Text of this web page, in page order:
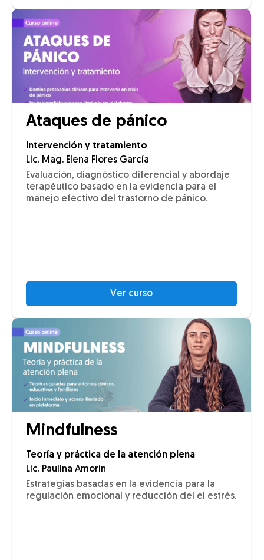
Ataques de pánico
Intervención y tratamiento
Lic. Mag. Elena Flores García
Evaluación, diagnóstico diferencial y abordaje
terapéutico basado en la evidencia para el
manejo efectivo del trastorno de pánico.
Ver curso
Mindfulness
Teoría y práctica de la atención plena
Lic. Paulina Amorín
Estrategias basadas en la evidencia para la
regulación emocional y reducción del el estrés.